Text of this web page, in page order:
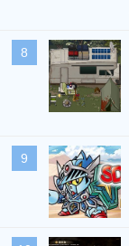
8
9